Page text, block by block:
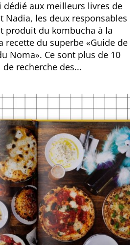
dédié aux meilleurs livres de
Nadia, les deux responsables
produit du kombucha à la
recette du superbe «Guide de
Noma». Ce sont plus de 10
recherche des...